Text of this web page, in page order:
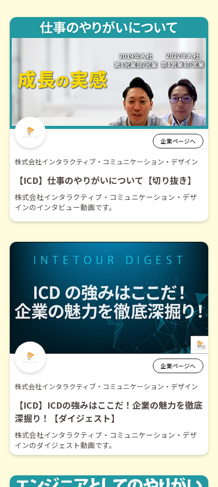
企業ページへ
株式会社インタラクティブ・コミュニケーション・デザイン
【ICD】仕事のやりがいについて【切り抜き】
株式会社インタラクティブ・コミュニケーション・デザ
インのインタビュー動画です。
企業ページへ
株式会社インタラクティブ・コミュニケーション・デザイン
【ICD】ICDの強みはここだ！企業の魅力を徹底
深掘り！【ダイジェスト】
株式会社インタラクティブ・コミュニケーション・デザ
インのダイジェスト動画です。